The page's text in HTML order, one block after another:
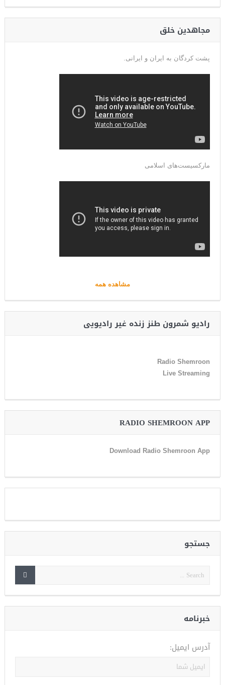
مجاهدین خلق
پشت کردگان به ایران و ایرانی.
مارکسیست‌های اسلامی
مشاهده همه
رادیو شمرون طنز زنده غیر رادیویی
Radio Shemroon
Live Streaming
RADIO SHEMROON APP
Download Radio Shemroon App
جستجو
خبرنامه
آدرس ایمیل: